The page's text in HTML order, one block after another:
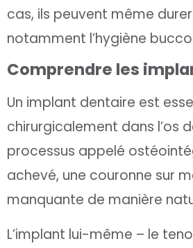
cas, ils peuvent même
notamment l’hygiène
Comprendre les
Un implant dentaire est
chirurgicalement dans l’os
processus appelé
achevé, une couronne sur
manquante de manière
L’implant lui-même – le